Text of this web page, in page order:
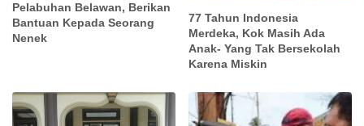
Pelabuhan Belawan, Berikan
Bantuan Kepada Seorang
Nenek
77 Tahun Indonesia
Merdeka, Kok Masih Ada
Anak- Yang Tak Bersekolah
Karena Miskin